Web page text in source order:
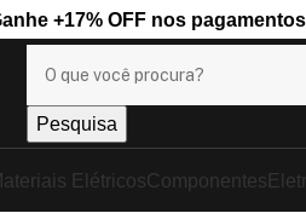
+17% OFF nos
Pesquisa
ElétricosComponentes